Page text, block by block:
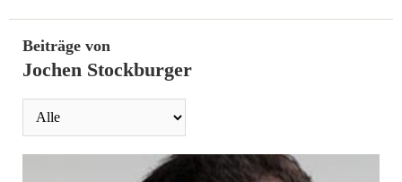
Beiträge von
Jochen Stockburger